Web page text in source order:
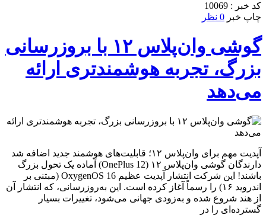
کد خبر : 10069
چاپ خبر 0 نظر
گوشی وان‌پلاس ۱۲ با بروزرسانی
بزرگ، تجربه هوشمندتری ارائه
می‌دهد
آپدیت مهم برای وان‌پلاس ۱۲؛ قابلیت‌های هوشمند جدید اضافه شد
دارندگان گوشی وان‌پلاس ۱۲ (OnePlus 12) آماده یک تحول بزرگ
باشند! این شرکت انتشار آپدیت عظیم OxygenOS 16 (مبتنی بر
اندروید ۱۶) را رسماً آغاز کرده است. این به‌روزرسانی، که انتشار آن
از هند شروع شده و به‌زودی جهانی می‌شود، تغییرات بسیار
گسترده‌ای را در